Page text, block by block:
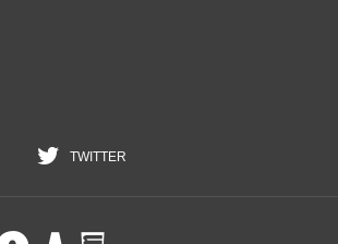
TWITTER